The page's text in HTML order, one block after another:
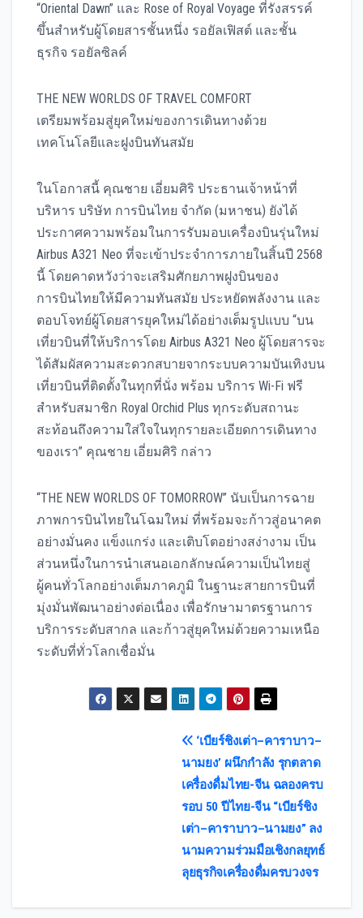
“Oriental Dawn” และ Rose of Royal Voyage ที่รังสรรค์
ขึ้นสำหรับผู้โดยสารชั้นหนึ่ง รอยัลเฟิสต์ และชั้น
ธุรกิจ รอยัลซิลค์
THE NEW WORLDS OF TRAVEL COMFORT
เตรียมพร้อมสู่ยุคใหม่ของการเดินทางด้วย
เทคโนโลยีและฝูงบินทันสมัย
ในโอกาสนี้ คุณชาย เอี่ยมศิริ ประธานเจ้าหน้าที่
บริหาร บริษัท การบินไทย จำกัด (มหาชน) ยังได้
ประกาศความพร้อมในการรับมอบเครื่องบินรุ่นใหม่
Airbus A321 Neo ที่จะเข้าประจำการภายในสิ้นปี 2568
นี้ โดยคาดหวังว่าจะเสริมศักยภาพฝูงบินของ
การบินไทยให้มีความทันสมัย ประหยัดพลังงาน และ
ตอบโจทย์ผู้โดยสารยุคใหม่ได้อย่างเต็มรูปแบบ “บน
เที่ยวบินที่ให้บริการโดย Airbus A321 Neo ผู้โดยสารจะ
ได้สัมผัสความสะดวกสบายจากระบบความบันเทิงบน
เที่ยวบินที่ติดตั้งในทุกที่นั่ง พร้อม บริการ Wi-Fi ฟรี
สำหรับสมาชิก Royal Orchid Plus ทุกระดับสถานะ
สะท้อนถึงความใส่ใจในทุกรายละเอียดการเดินทาง
ของเรา” คุณชาย เอี่ยมศิริ กล่าว
“THE NEW WORLDS OF TOMORROW” นับเป็นการฉาย
ภาพการบินไทยในโฉมใหม่ ที่พร้อมจะก้าวสู่อนาคต
อย่างมั่นคง แข็งแกร่ง และเติบโตอย่างสง่างาม เป็น
ส่วนหนึ่งในการนำเสนอเอกลักษณ์ความเป็นไทยสู่
ผู้คนทั่วโลกอย่างเต็มภาคภูมิ ในฐานะสายการบินที่
มุ่งมั่นพัฒนาอย่างต่อเนื่อง เพื่อรักษามาตรฐานการ
บริการระดับสากล และก้าวสู่ยุคใหม่ด้วยความเหนือ
ระดับที่ทั่วโลกเชื่อมั่น
‘เบียร์ชิงเต่า–คาราบาว–
นามยง’ ผนึกกำลัง รุกตลาด
เครื่องดื่มไทย-จีน ฉลองครบ
รอบ 50 ปีไทย-จีน “เบียร์ชิง
เต่า–คาราบาว–นามยง” ลง
นามความร่วมมือเชิงกลยุทธ์
ลุยธุรกิจเครื่องดื่มครบวงจร